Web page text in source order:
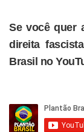
Se você quer
direita
Brasil no